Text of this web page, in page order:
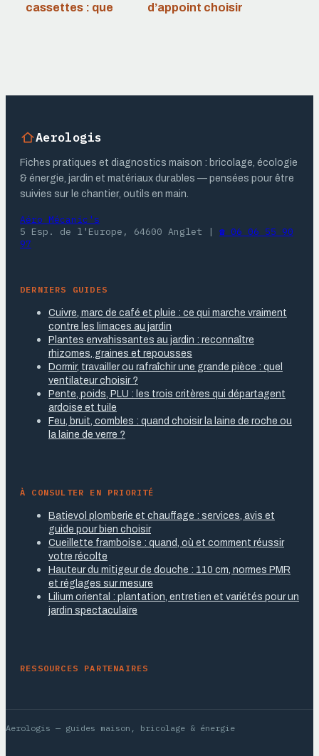
cassettes : que
d’appoint choisir
Aerologis
Fiches pratiques et diagnostics maison : bricolage, écologie
& énergie, jardin et matériaux durables — pensées pour être
suivies sur le chantier, outils en main.
Aéro Mécanic's
5 Esp. de l'Europe, 64600 Anglet | ☎ 06 06 55 90
97
DERNIERS GUIDES
Cuivre, marc de café et pluie : ce qui marche vraiment
contre les limaces au jardin
Plantes envahissantes au jardin : reconnaître
rhizomes, graines et repousses
Dormir, travailler ou rafraîchir une grande pièce : quel
ventilateur choisir ?
Pente, poids, PLU : les trois critères qui départagent
ardoise et tuile
Feu, bruit, combles : quand choisir la laine de roche ou
la laine de verre ?
À CONSULTER EN PRIORITÉ
Batievol plomberie et chauffage : services, avis et
guide pour bien choisir
Cueillette framboise : quand, où et comment réussir
votre récolte
Hauteur du mitigeur de douche : 110 cm, normes PMR
et réglages sur mesure
Lilium oriental : plantation, entretien et variétés pour un
jardin spectaculaire
RESSOURCES PARTENAIRES
Aerologis — guides maison, bricolage & énergie